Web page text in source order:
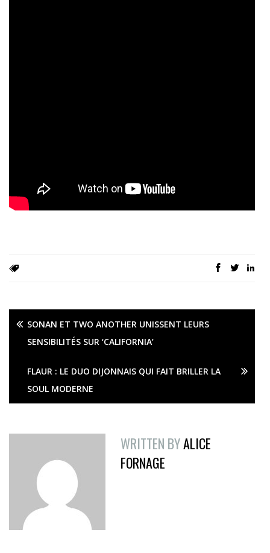
SONAN ET TWO ANOTHER UNISSENT LEURS
SENSIBILITÉS SUR ‘CALIFORNIA’
FLAUR : LE DUO DIJONNAIS QUI FAIT BRILLER LA
SOUL MODERNE
WRITTEN BYALICE
FORNAGE